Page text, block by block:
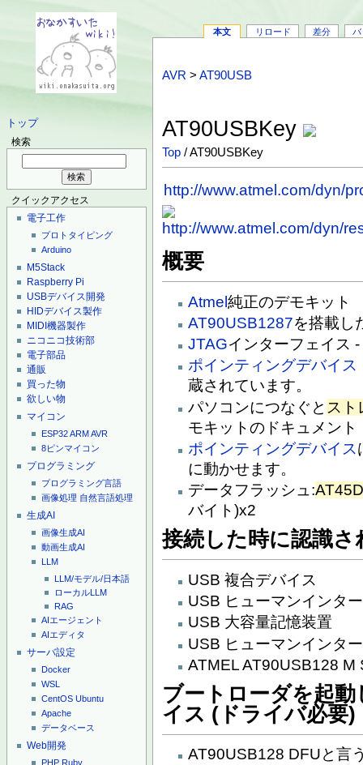
トップ
検索
クイックアクセス
電子工作
プロトタイピング
Arduino
M5Stack
Raspberry Pi
USBデバイス開発
HIDデバイス製作
MIDI機器製作
ニコニコ技術部
電子部品
通販
買った物
欲しい物
マイコン
ESP32ARMAVR
8ピンマイコン
プログラミング
プログラミング言語
画像処理 自然言語処理
生成AI
画像生成AI
動画生成AI
LLM
LLM/モデル/日本語
ローカルLLM
RAG
AIエージェント
AIエディタ
サーバ設定
Docker
WSL
CentOS Ubuntu
Apache
データベース
Web開発
PHP Ruby
本文 リロード 差分 バ
AVR >AT90USB
AT90USBKey
Top / AT90USBKey
http://www.atmel.com/dyn/
概要
Atmel純正のデモキット
AT90USB1287を搭載し
JTAGインターフェイス
ポインティングデバイス
蔵されています。
パソコンにつなぐと スト
モキットのドキュメン
ポインティングデバイス
に動かせます。
データフラッシュ:
バイト)x2
接続した時に認識
USB 複合デバイス
USB ヒューマンインタ
USB 大容量記憶装置
USB ヒューマンインタ
ATMEL AT90USB128 M
ブートローダを起
イス (ドライバ必要)
AT90USB128 DFUと言